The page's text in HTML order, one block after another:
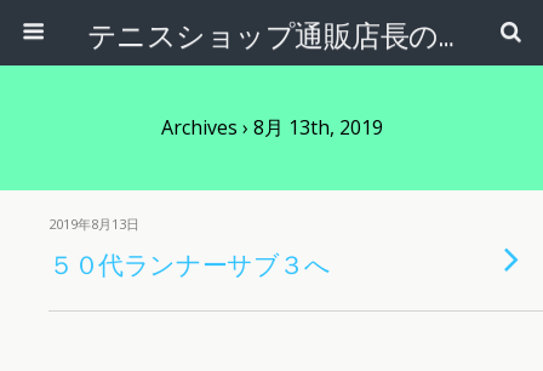
テニスショップ通販店長のブログ＠テニスショップLAFINO 西山克久
Archives › 8月 13th, 2019
2019年8月13日
５０代ランナーサブ３へ